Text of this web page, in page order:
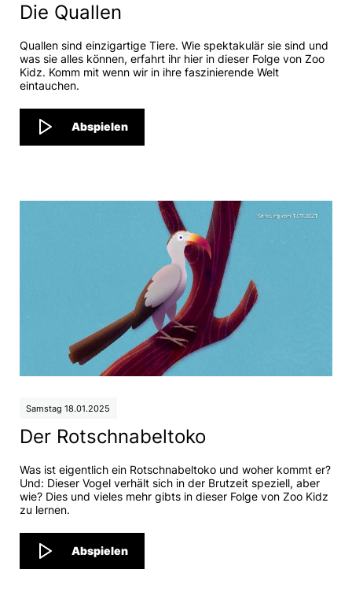
Die Quallen
Quallen sind einzigartige Tiere. Wie spektakulär sie sind und
was sie alles können, erfahrt ihr hier in dieser Folge von Zoo
Kidz. Komm mit wenn wir in ihre faszinierende Welt
eintauchen.
Abspielen
Samstag 18.01.2025
Der Rotschnabeltoko
Was ist eigentlich ein Rotschnabeltoko und woher kommt er?
Und: Dieser Vogel verhält sich in der Brutzeit speziell, aber
wie? Dies und vieles mehr gibts in dieser Folge von Zoo Kidz
zu lernen.
Abspielen